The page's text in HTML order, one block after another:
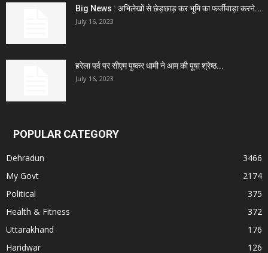
Big News : अभिलेखों से छेड़छाड़ कर भूमि का फर्जीवाड़ा करने...
July 16, 2023
हरेला पर्व पर सीएम पुष्कर धामी ने आम की पूषा श्रेष्ठ...
July 16, 2023
POPULAR CATEGORY
Dehradun
3466
My Govt
2174
Political
375
Health & Fitness
372
Uttarakhand
176
Haridwar
126